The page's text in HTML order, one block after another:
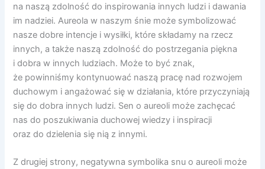
na naszą zdolność do inspirowania innych ludzi i dawania
im nadziei. Aureola w naszym śnie może symbolizować
nasze dobre intencje i wysiłki, które składamy na rzecz
innych, a także naszą zdolność do postrzegania piękna
i dobra w innych ludziach. Może to być znak,
że powinniśmy kontynuować naszą pracę nad rozwojem
duchowym i angażować się w działania, które przyczyniają
się do dobra innych ludzi. Sen o aureoli może zachęcać
nas do poszukiwania duchowej wiedzy i inspiracji
oraz do dzielenia się nią z innymi.
Z drugiej strony, negatywna symbolika snu o aureoli może